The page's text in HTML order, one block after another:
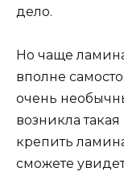
дело.
Но чаще
вполне
очень
возникла
крепить
сможете